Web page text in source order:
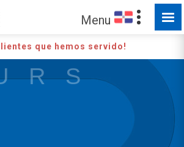
Menu
que hemos servido!
R S